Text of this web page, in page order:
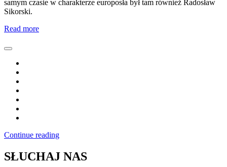
samym czasie w charakterze europosła był tam również Radosław
Sikorski.
Read more
Continue reading
SŁUCHAJ NAS